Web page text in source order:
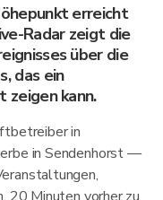
erreicht
Radar zeigt die
über die
das ein
zeigen kann.
in
in Sendenhorst —